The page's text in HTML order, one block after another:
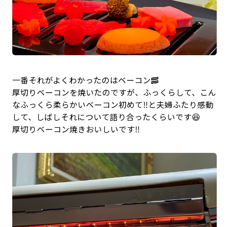
一番それがよくわかったのはベーコン🥓
厚切りベーコンを焼いたのですが、ふっくらして、こん
なふっくら柔らかいベーコン初めて‼️と夫婦ふたり感動
して、しばしそれについて語り合ったくらいです😆
厚切りベーコン焼きおいしいです‼️